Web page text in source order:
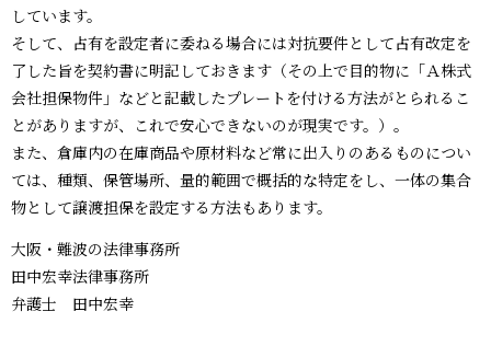
しています。
そして、占有を設定者に委ねる場合には対抗要件として占有改定を
了した旨を契約書に明記しておきます（その上で目的物に「Ａ株式
会社担保物件」などと記載したプレートを付ける方法がとられるこ
とがありますが、これで安心できないのが現実です。）。
また、倉庫内の在庫商品や原材料など常に出入りのあるものについ
ては、種類、保管場所、量的範囲で概括的な特定をし、一体の集合
物として譲渡担保を設定する方法もあります。
大阪・難波の法律事務所
田中宏幸法律事務所
弁護士 田中宏幸